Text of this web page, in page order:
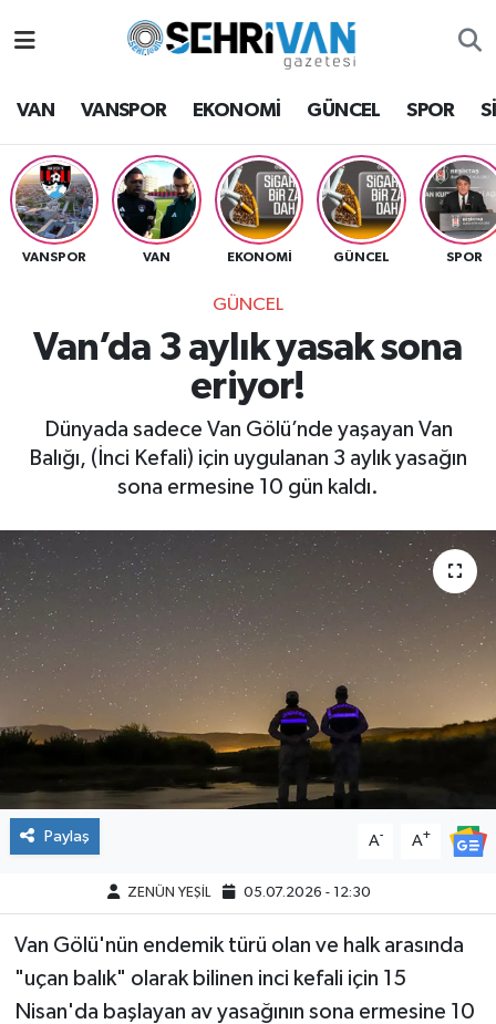
VAN VANSPOR EKONOMİ GÜNCEL SPOR
VANSPOR VAN EKONOMİ GÜNCEL SPOR
GÜNCEL
Van’da 3 aylık yasak sona
eriyor!
Dünyada sadece Van Gölü’nde yaşayan Van
Balığı, (İnci Kefali) için uygulanan 3 aylık yasağın
sona ermesine 10 gün kaldı.
Paylaş A- A+
ZENÜN YEŞİL 05.07.2026 - 12:30
Van Gölü'nün endemik türü olan ve halk arasında
"uçan balık" olarak bilinen inci kefali için 15
Nisan'da başlayan av yasağının sona ermesine 10
Van Hava Durumu
VAN Namaz Vakitleri
Van Trafik Yoğunluk Haritası
Süper Lig Puan Durumu ve Fikstür
Tüm Manşetler
Son Dakika Haberleri
Haber Arşivi